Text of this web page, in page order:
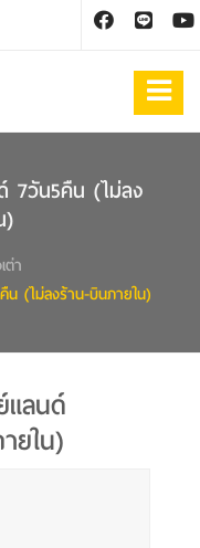
7วัน5คืน (ไม่ลง
)
ต่า
น (ไม่ลงร้าน-บินภายใน)
แลนด์
ยใน)